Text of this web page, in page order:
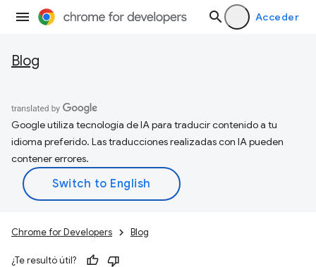
Acceder
Blog
Google utiliza tecnología de IA para traducir contenido a tu
idioma preferido. Las traducciones realizadas con IA pueden
contener errores.
Chrome for Developers Blog
¿Te resultó útil?